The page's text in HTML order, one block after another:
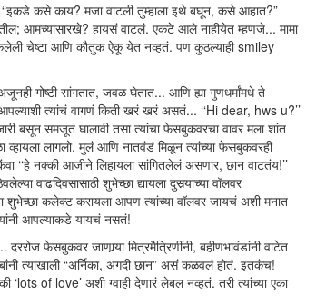
“इकडे कसे काय? मजा वाटली तुम्हाला इथे बघून, कसे आहात?”
आमच्यासारखे? हायसं वाटलं. एकटे आले नाहीयेत म्हणजे... मामा
चेष्टा आणि कौतुक ऐकू येत नव्हतं. पण कुठल्याही smiley
गोष्टी सांगतात, जवळ घेतात... आणि ह्या गुणधर्मांमधे ते
त्यांचं वागणं किती खरं खरं असतं... ‘‘Hi dear, hws u?’’
बसून समजूत घालावी तसा त्यांचा फेसबुकवरचा वावर मला शांत
व्हायला लागलो. मुलं आणि नातवंडं मिळून त्यांच्या फेसबुकवरही
‘‘हे नक्की आजीने लिहायला सांगितलेलं असणार, छान वाटतंय!’’
वाढदिवसासाठी शुभेच्छा द्यायला दुसर्‍याच्या वॉलवर
शुभेच्छा कलेक्ट करायला आपण त्यांच्या वॉलवर जायचं अशी मनात
आपल्याकडे यायचं नसतं!
फेसबुकवर जाणार्‍या मित्रमैत्रिणींनी, बहीणभावंडांनी वाटेत
त्याखाली “अर्निका, अगदी छान” असं कळवलं होतं. इतकंच!
‘lots of love’ अशी ग्वाही देणारं लेबल नव्हतं. तरी त्यांच्या एका